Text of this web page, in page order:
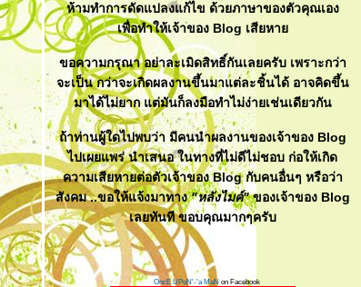
ห้ามทำการดัดแปลงแก้ไข ด้วยภาษาของตัวคุณเอง
เพื่อทำให้เจ้าของ Blog เสียหา
ขอความกรุณา อย่าละเมิดสิทธิ์กันเลยครับ เพราะกว่า
จะเป็น กว่าจะเกิดผลงานขึ้นมาแต่ละชิ้นได้ อาจคิดขึ้น
มาได้ไม่ยาก แต่มันก็ลงมือทำไม่ง่ายเช่นเดียวกัน
ถ้าท่านผู้ใดไปพบว่า มีคนนำผลงานของเจ้าของ Blog
ไปเผยแพร่ นำเสนอ ในทางที่ไม่ดีไม่ชอบ ก่อให้เกิด
ความเสียหายต่อตัวเจ้าของ Blog กับคนอื่นๆ หรือว่า
สังคม ..ขอให้แจ้งมาทาง"หลังไมค์"ของเจ้าของ Blog
เลยทันที ขอบคุณมากๆครับ
OncE UPoN'-'a MaN on Facebook